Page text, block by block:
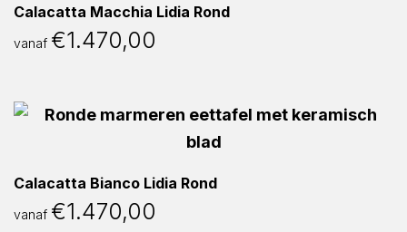
Calacatta Macchia Lidia Rond
vanaf €1.470,00
Calacatta Bianco Lidia Rond
vanaf €1.470,00